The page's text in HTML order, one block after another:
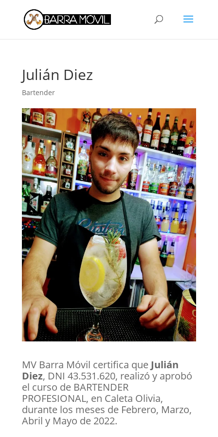
Julián Diez
Bartender
MV Barra Móvil certifica que Julián
Diez, DNI 43.531.620, realizó y aprobó
el curso de BARTENDER
PROFESIONAL, en Caleta Olivia,
durante los meses de Febrero, Marzo,
Abril y Mayo de 2022.